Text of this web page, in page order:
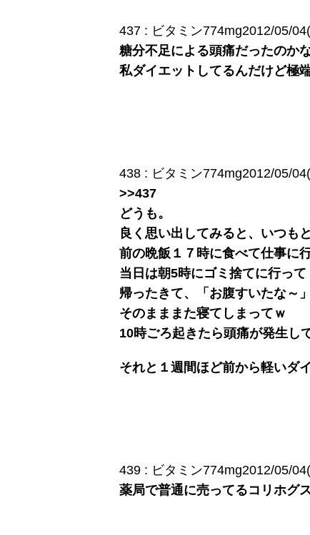
437 : ビタミン774mg2012/05/
糖分不足による頭痛だったのか
私ダイエットしてるんだけど極
438 : ビタミン774mg2012/05/
>>437
どうも。
良く思い出してみると、いつも
前の晩飯１７時に食べて仕事に
当日は朝5時にゴミ捨てに行っ
帰ったきて、「お腹すいたな～
そのまままた寝てしまってｗ
10時ごろ起きたら頭痛が発生し
それと１週間ほど前から軽いダ
439 : ビタミン774mg2012/05/
薬局で普通に売ってるコリホグ